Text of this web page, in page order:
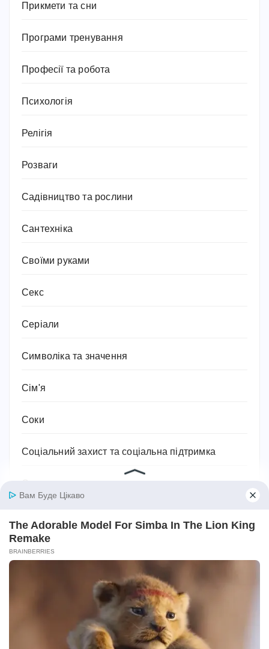
Прикмети та сни
Програми тренування
Професії та робота
Психологія
Релігія
Розваги
Садівництво та рослини
Сантехніка
Своїми руками
Секс
Серіали
Символіка та значення
Сім'я
Соки
Соціальний захист та соціальна підтримка
Супільство
Технології, техніка та гаджети